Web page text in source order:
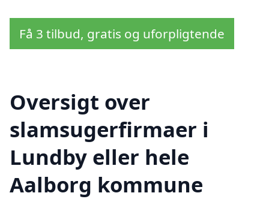
Få 3 tilbud, gratis og uforpligtende
Oversigt over
slamsugerfirmaer i
Lundby eller hele
Aalborg kommune